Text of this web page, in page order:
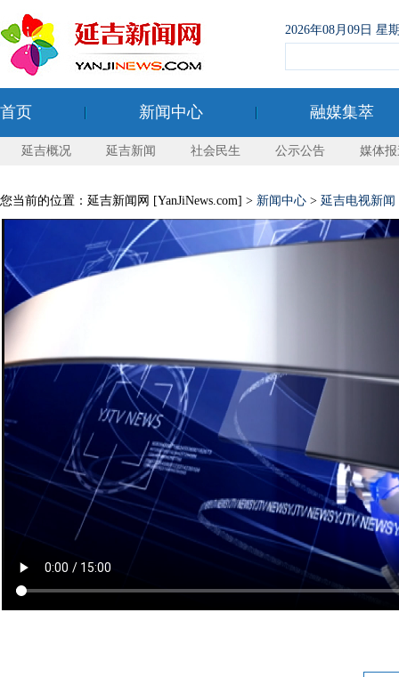
2026年08月09日 星
首页 新闻中心 融媒集萃
延吉概况 延吉新闻 社会民生 公示公告 媒体
您当前的位置：延吉新闻网 [YanJiNews.com] > 新闻中心 > 延吉电视新闻